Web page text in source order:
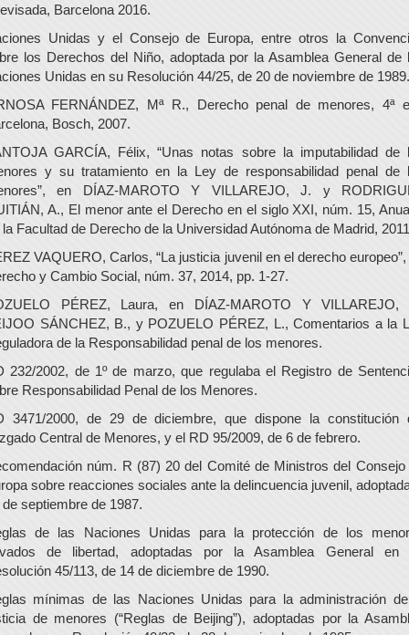
Barcelona 2016.
Unidas y el Consejo de Europa, entre otros la
los Derechos del Niño, adoptada por la Asamblea General de
Unidas en su Resolución 44/25, de 20 de noviembre de 1989.
FERNÁNDEZ, Mª R., Derecho penal de menores, 4ª
Bosch, 2007.
GARCÍA, Félix, “Unas notas sobre la imputabilidad de
y su tratamiento en la Ley de responsabilidad penal de
en DÍAZ-MAROTO Y VILLAREJO, J. y
A., El menor ante el Derecho en el siglo XXI, núm. 15,
la Facultad de Derecho de la Universidad Autónoma de Madrid,
VAQUERO, Carlos, “La justicia juvenil en el derecho europeo”,
y Cambio Social, núm. 37, 2014, pp. 1-27.
PÉREZ, Laura, en DÍAZ-MAROTO Y VILLAREJO,
SÁNCHEZ, B., y POZUELO PÉREZ, L., Comentarios a la
de la Responsabilidad penal de los menores.
232/2002, de 1º de marzo, que regulaba el Registro de
Responsabilidad Penal de los Menores.
3471/2000, de 29 de diciembre, que dispone la constitución
Central de Menores, y el RD 95/2009, de 6 de febrero.
núm. R (87) 20 del Comité de Ministros del Consejo
sobre reacciones sociales ante la delincuencia juvenil,
de septiembre de 1987.
de las Naciones Unidas para la protección de los
de libertad, adoptadas por la Asamblea General en
45/113, de 14 de diciembre de 1990.
mínimas de las Naciones Unidas para la administración
de menores (“Reglas de Beijing”), adoptadas por la